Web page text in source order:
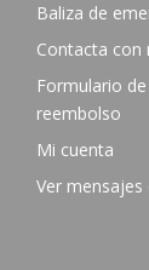
Baliza de
Contacta con
Formulario
reembolso
Mi cuenta
Ver mensajes